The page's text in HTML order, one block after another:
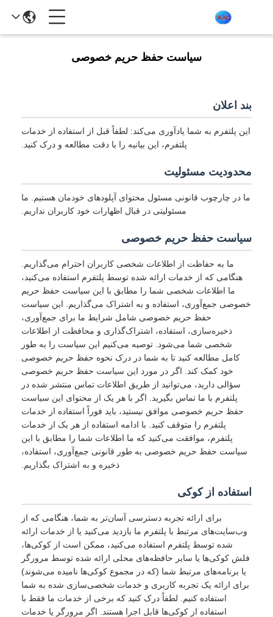
سیاست حفظ حریم خصوصی
بند اعلان
این پلتفرم به شما یادآوری می‌کند: لطفاً قبل از استفاده از خدمات
پلتفرم، این بیانیه را با دقت مطالعه و درک کنید.
محدودیت مسئولیت
ما در چارچوب قانونی مسئول محتوای آپلودهای خودمان هستیم. ما
مسئولیتی در قبال اظهارات خود کاربران نداریم.
سیاست حفظ حریم خصوصی
ما به حفاظت از اطلاعات شخصی کاربران احترام می‌گذاریم.
هنگامی که از خدمات ارائه شده توسط پلتفرم استفاده می‌کنید،
ما اطلاعات شخصی شما را مطابق با این سیاست حفظ حریم
خصوصی جمع‌آوری، استفاده و به اشتراک می‌گذاریم. این سیاست
حفظ حریم خصوصی شامل شرایط ما برای جمع‌آوری،
ذخیره‌سازی، استفاده، اشتراک‌گذاری و محافظت از اطلاعات
شخصی شما می‌شود. توصیه می‌کنیم این سیاست را به طور
کامل مطالعه کنید تا به شما در درک نحوه حفظ حریم خصوصی
خود کمک کند. اگر در مورد این سیاست حفظ حریم خصوصی
سؤالی دارید، می‌توانید از طریق اطلاعات تماس منتشر شده در
پلتفرم با ما تماس بگیرید. اگر با هر یک از محتوای این سیاست
حفظ حریم خصوصی موافق نیستید، باید فوراً استفاده از خدمات
پلتفرم را متوقف کنید. با ادامه استفاده از هر یک از خدمات
پلتفرم، موافقت می‌کنید که ما اطلاعات شما را مطابق با این
سیاست حفظ حریم خصوصی به طور قانونی جمع‌آوری، استفاده،
ذخیره و به اشتراک بگذاریم.
استفاده از کوکی
برای ارائه تجربه دسترسی آسان‌تر به شما، هنگامی که از
وب‌سایت‌های مرتبط با پلتفرم ما بازدید می‌کنید یا از خدمات ارائه
شده توسط پلتفرم استفاده می‌کنید، ممکن است از کوکی‌ها،
فلش کوکی‌ها یا سایر حافظه‌های محلی ارائه شده توسط مرورگر
یا برنامه‌های مرتبط شما (که در مجموع کوکی‌ها نامیده می‌شوند)
برای ارائه یک تجربه کاربری و خدمات شخصی‌سازی شده به شما
استفاده کنیم. لطفاً درک کنید که برخی از خدمات ما فقط با
استفاده از کوکی‌ها قابل اجرا هستند. اگر مرورگر یا خدمات